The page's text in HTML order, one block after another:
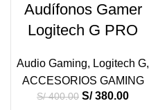
Audífonos Gamer
Logitech G PRO
Audio Gaming, Logitech G,
ACCESORIOS GAMING
S/400.00 S/380.00